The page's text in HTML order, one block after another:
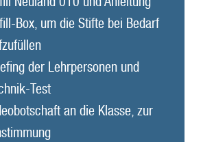
Box, um die Stifte bei Bedarf
der Lehrpersonen und
Test
an die Klasse, zur